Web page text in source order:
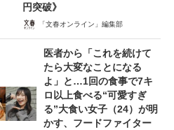
円突破》
「文春オンライン」編集部
医者から「これを続けて
たら大変なことになる
よ」と…1回の食事で7キ
ロ以上食べる“可愛すぎ
る”大食い女子（24）が明
かす、フードファイター